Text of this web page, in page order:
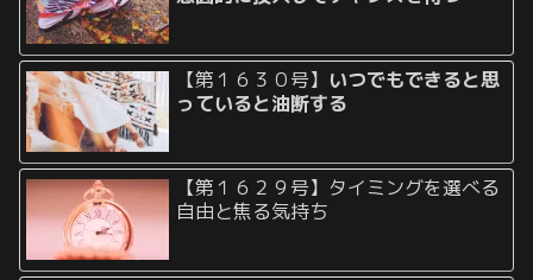
【第１６３０号】 いつでもできると思
っていると油断する
【第１６２９号】タイミングを選べる
自由と焦る気持ち